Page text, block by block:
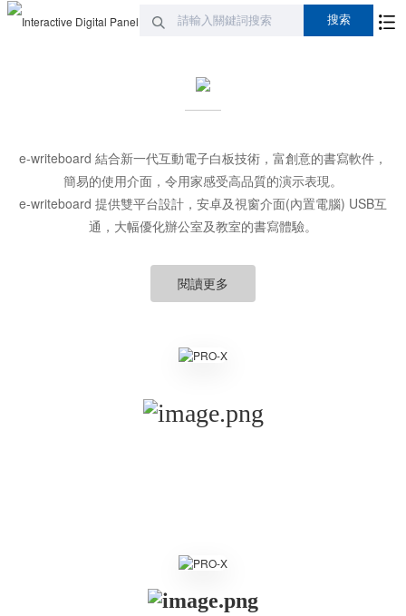
e-writeboard 結合新一代互動電子白板技術，富創意的書寫軟件，
簡易的使用介面，令用家感受高品質的演示表現。
e-writeboard 提供雙平台設計，安卓及視窗介面(內置電腦) USB互
通，大幅優化辦公室及教室的書寫體驗。
閱讀更多